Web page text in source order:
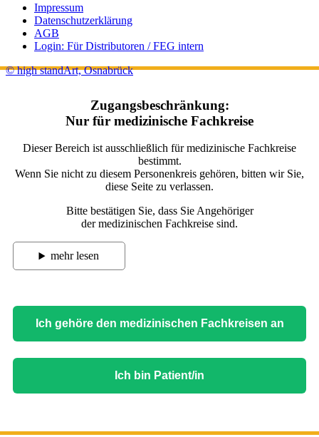
Impressum
Datenschutzerklärung
AGB
Login: Für Distributoren / FEG intern
© high standArt, Osnabrück
Zugangsbeschränkung:
Nur für medizinische Fachkreise
Dieser Bereich ist ausschließlich für medizinische Fachkreise
bestimmt.
Wenn Sie nicht zu diesem Personenkreis gehören, bitten wir Sie,
diese Seite zu verlassen.
Bitte bestätigen Sie, dass Sie Angehöriger
der medizinischen Fachkreise sind.
mehr lesen
Ich gehöre den medizinischen Fachkreisen an
Ich bin Patient/in